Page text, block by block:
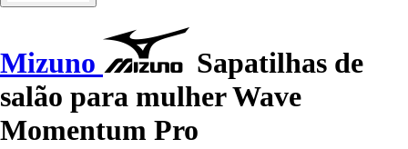
Mizuno
Sapatilhas de
salão para mulher Wave
Momentum Pro